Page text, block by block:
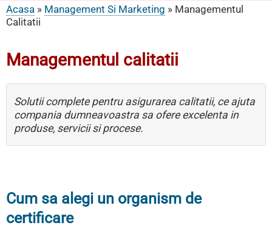
Breadcrumb
Acasa Management Si Marketing
Managementul
Calitatii
Managementul calitatii
Solutii complete pentru asigurarea calitatii, ce ajuta
compania dumneavoastra sa ofere excelenta in
produse, servicii si procese.
Cum sa alegi un organism de
certificare